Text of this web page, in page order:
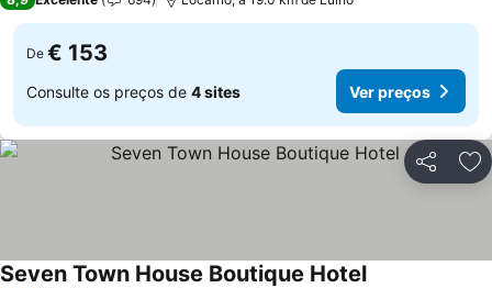
De € 153
Consulte os preços de 4 sites Ver preços
Partilhar
Seven Town House Boutique Hotel